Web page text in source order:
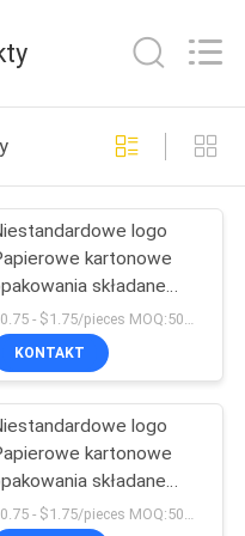
9
9
logo
kartonowe
składane
/ Czarne / Różowe
Luksusowe
pudełko
wstążką
$0.75 - $1.75/pieces MOQ:500 sztuk
KONTAKT
logo
kartonowe
składane
/ Czarne / Różowe